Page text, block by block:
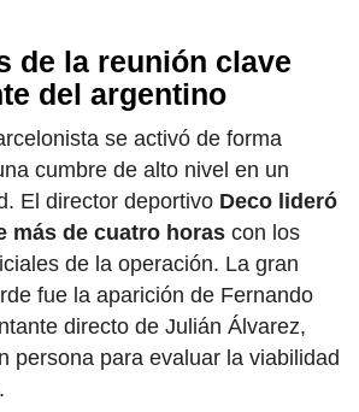
de la reunión clave
del argentino
se activó de forma
cumbre de alto nivel en un
El director deportivo Deco lideró
más de cuatro horas con los
de la operación. La gran
fue la aparición de Fernando
directo de Julián Álvarez,
persona para evaluar la viabilidad